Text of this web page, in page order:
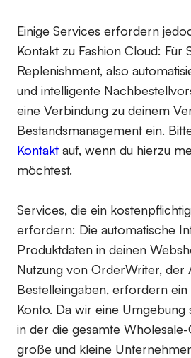
Einige Services erfordern
Kontakt zu Fashion Cloud: Für
Replenishment, also
und intelligente
eine Verbindung zu deinem
Bestandsmanagement ein.
Kontakt auf, wenn du hierzu
möchtest.
Services, die ein
erfordern: Die automatische
Produktdaten in deinen
Nutzung von OrderWriter, der
Bestelleingaben, erfordern
Konto. Da wir eine
in der die gesamte
große und kleine